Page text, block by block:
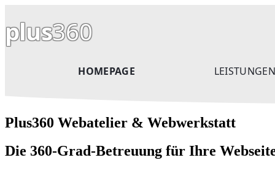
plus360
HOMEPAGE LEISTUNGEN
Plus360 Webatelier & Webwerkstatt
Die 360-Grad-Betreuung für Ihre